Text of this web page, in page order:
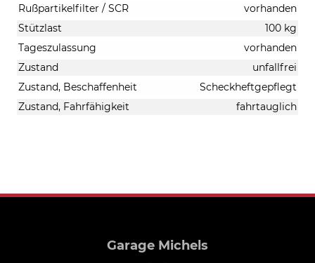
Rußpartikelfilter / SCR
vorhanden
Stützlast
100 kg
Tageszulassung
vorhanden
Zustand
unfallfrei
Zustand, Beschaffenheit
Scheckheftgepflegt
Zustand, Fahrfähigkeit
fahrtauglich
Garage Michels